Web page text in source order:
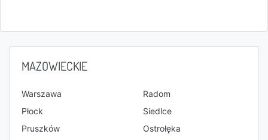
MAZOWIECKIE
Warszawa
Radom
Płock
Siedlce
Pruszków
Ostrołęka